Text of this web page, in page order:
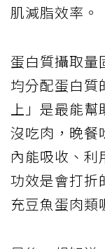
肌減脂效率。
蛋白質攝取量
均分配蛋白質
上」是最能幫
沒吃肉，晚餐
內能吸收、利
功效是會打折
充豆魚蛋肉類